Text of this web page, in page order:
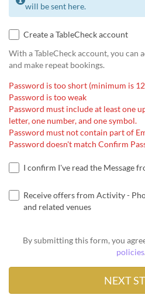
will be sent here.
Create a TableCheck account
With a TableCheck account, you can
and make repeat bookings.
Password is too short (minimum is
Password is too weak
Password must include at least one
letter, one number, and one symbol.
Password must not contain part of
Password doesn't match Confirm
I confirm I've read the Message
Receive offers from Activity -
and related venues
By submitting this form, you
policies.